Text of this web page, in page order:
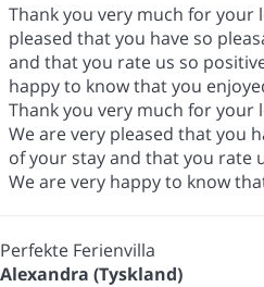
Thank you very much for your
pleased that you have so
and that you rate us so
happy to know that you
Thank you very much for your
We are very pleased that you
of your stay and that you rate
We are very happy to know
Perfekte Ferienvilla
Alexandra (Tyskland)